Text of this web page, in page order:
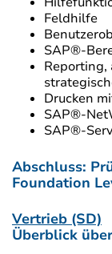
Feldhilfe
SAP®-
Reporting,
Drucken
SAP®-
SAP®-
Abschluss:
Foundation
Vertrieb (SD)
Überblick